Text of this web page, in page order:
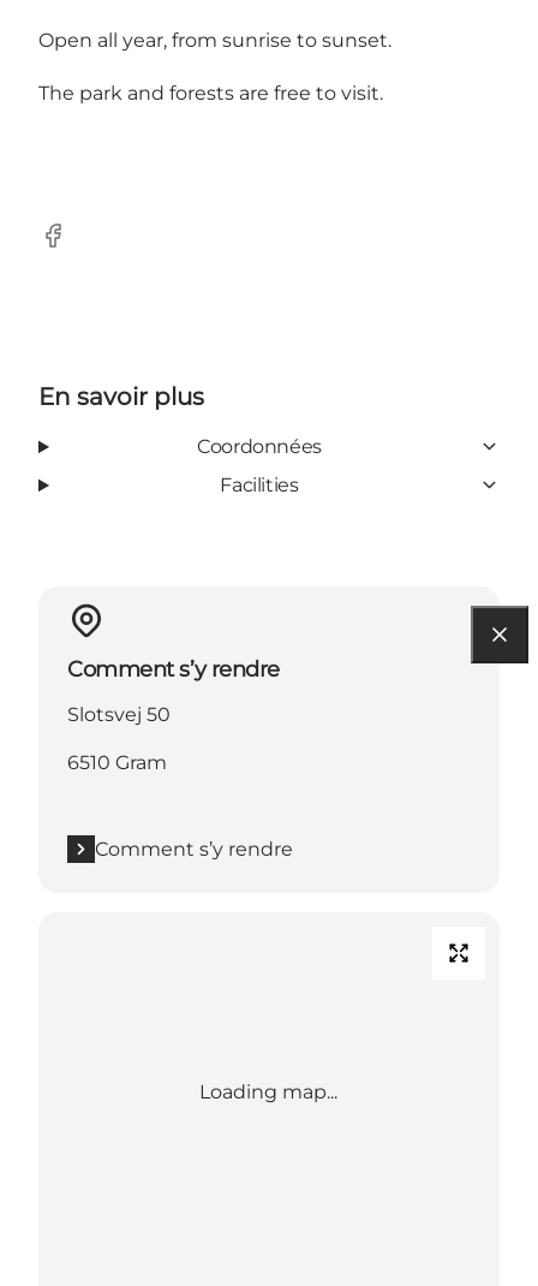
Open all year, from sunrise to sunset.
The park and forests are free to visit.
Facebook
En savoir plus
Coordonnées
Facilities
Comment s’y rendre
Slotsvej 50
6510 Gram
Comment s’y rendre
Loading map...